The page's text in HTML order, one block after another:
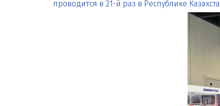
проводится в 21-й раз в Республике